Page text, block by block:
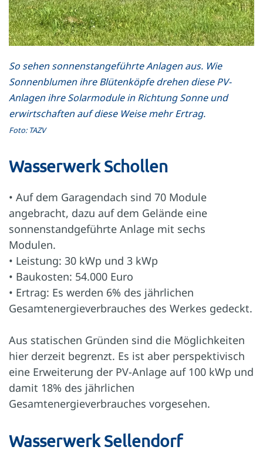
So sehen sonnenstangeführte Anlagen aus. Wie
Sonnenblumen ihre Blütenköpfe drehen diese PV-
Anlagen ihre Solarmodule in Richtung Sonne und
erwirtschaften auf diese Weise mehr Ertrag.
Foto: TAZV
Wasserwerk Schollen
• Auf dem Garagendach sind 70 Module
angebracht, dazu auf dem Gelände eine
sonnenstandgeführte Anlage mit sechs
Modulen.
• Leistung: 30 kWp und 3 kWp
• Baukosten: 54.000 Euro
• Ertrag: Es werden 6% des jährlichen
Gesamtenergieverbrauches des Werkes gedeckt.
Aus statischen Gründen sind die Möglichkeiten
hier derzeit begrenzt. Es ist aber perspektivisch
eine Erweiterung der PV-Anlage auf 100 kWp und
damit 18% des jährlichen
Gesamtenergieverbrauches vorgesehen.
Wasserwerk Sellendorf